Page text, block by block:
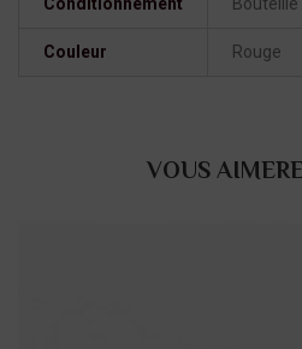
Couleur Rouge
VOUS